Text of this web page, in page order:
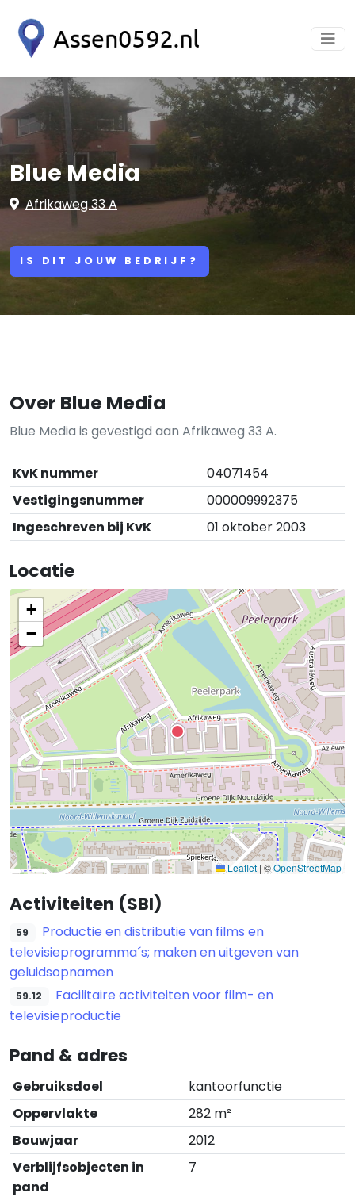
Blue Media
Afrikaweg 33 A
IS DIT JOUW BEDRIJF?
Over Blue Media
Blue Media is gevestigd aan Afrikaweg 33 A.
KvK nummer
04071454
Vestigingsnummer
000009992375
Ingeschreven bij KvK
01 oktober 2003
Locatie
+
−
Leaflet | ©OpenStreetMap
Activiteiten (SBI)
59
Productie en distributie van films en
televisieprogramma´s; maken en uitgeven van
geluidsopnamen
59.12
Facilitaire activiteiten voor film- en
televisieproductie
Pand & adres
Gebruiksdoel
kantoorfunctie
Oppervlakte
282 m²
Bouwjaar
2012
Verblijfsobjecten in
pand
7